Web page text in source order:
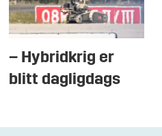
– Hybridkrig er
blitt dagligdags